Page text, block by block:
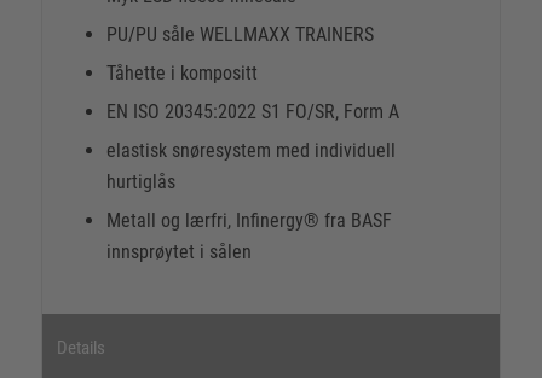
PU/PU såle WELLMAXX TRAINERS
Tåhette i kompositt
EN ISO 20345:2022 S1 FO/SR, Form A
elastisk snøresystem med individuell
hurtiglås
Metall og lærfri, Infinergy® fra BASF
innsprøytet i sålen
Details